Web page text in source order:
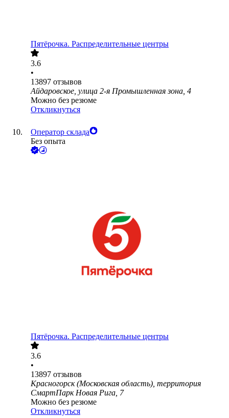
Пятёрочка. Распределительные центры
3.6
•
13897 отзывов
Айдаровское, улица 2-я Промышленная зона, 4
Можно без резюме
Откликнуться
Оператор склада
Без опыта
Пятёрочка. Распределительные центры
3.6
•
13897 отзывов
Красногорск (Московская область), территория
СмартПарк Новая Рига, 7
Можно без резюме
Откликнуться